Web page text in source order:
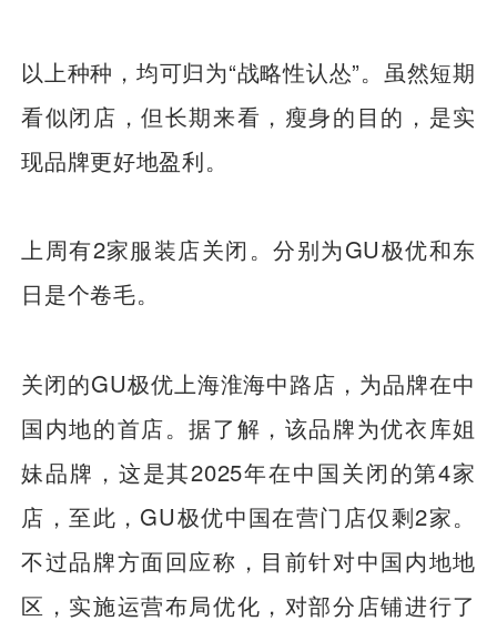
以上种种，均可归为“战略性认怂”。虽然短期
看似闭店，但长期来看，瘦身的目的，是实
现品牌更好地盈利。
上周有2家服装店关闭。分别为GU极优和东
日是个卷毛。
关闭的GU极优上海淮海中路店，为品牌在中
国内地的首店。据了解，该品牌为优衣库姐
妹品牌，这是其2025年在中国关闭的第4家
店，至此，GU极优中国在营门店仅剩2家。
不过品牌方面回应称，目前针对中国内地地
区，实施运营布局优化，对部分店铺进行了